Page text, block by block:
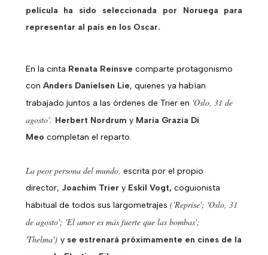
película ha sido seleccionada por Noruega para
representar al país en los Oscar.
En la cinta Renata Reinsve comparte protagonismo
con Anders Danielsen Lie, quienes ya habían
trabajado juntos a las órdenes de Trier en 'Oslo, 31 de
agosto'. Herbert Nordrum yMaria Grazia Di
Meo completan el reparto.
La peor persona del mundo, escrita por el propio
director, Joachim Trier yEskil Vogt, coguionista
habitual de todos sus largometrajes ('Reprise'; 'Oslo, 31
de agosto'; 'El amor es más fuerte que las bombas';
'Thelma') y se estrenará próximamente en cines de la